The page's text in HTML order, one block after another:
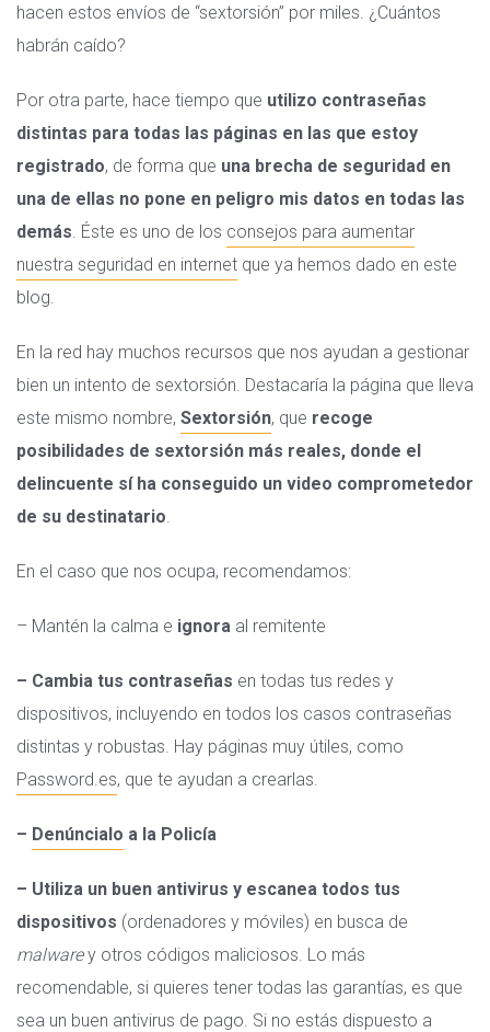
hacen estos envíos de “sextorsión” por miles. ¿Cuántos
habrán caído?
Por otra parte, hace tiempo que utilizo contraseñas
distintas para todas las páginas en las que estoy
registrado, de forma que una brecha de seguridad en
una de ellas no pone en peligro mis datos en todas las
demás . Éste es uno de los consejos para aumentar
nuestra seguridad en internet que ya hemos dado en este
blog.
En la red hay muchos recursos que nos ayudan a gestionar
bien un intento de sextorsión. Destacaría la página que lleva
este mismo nombre, Sextorsión, que recoge
posibilidades de sextorsión más reales, donde el
delincuente sí ha conseguido un video comprometedor
de su destinatario
En el caso que nos ocupa, recomendamos:
– Mantén la calma e ignora al remitente
– Cambia tus contraseñas en todas tus redes y
dispositivos, incluyendo en todos los casos contraseñas
distintas y robustas. Hay páginas muy útiles, como
Password.es, que te ayudan a crearlas.
– Denúncialo a la Policía
– Utiliza un buen antivirus y escanea todos tus
dispositivos (ordenadores y móviles) en busca de
malwarey otros códigos maliciosos. Lo más
recomendable, si quieres tener todas las garantías, es que
sea un buen antivirus de pago . Si no estás dispuesto a